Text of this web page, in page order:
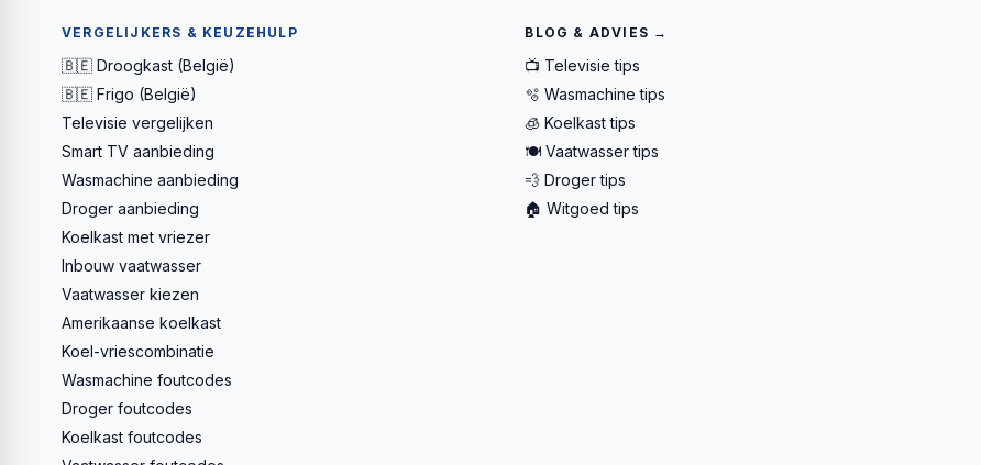
VERGELIJKERS & KEUZEHULP
🇧🇪 Droogkast (België)
🇧🇪 Frigo (België)
Televisie vergelijken
Smart TV aanbieding
Wasmachine aanbieding
Droger aanbieding
Koelkast met vriezer
Inbouw vaatwasser
Vaatwasser kiezen
Amerikaanse koelkast
Koel-vriescombinatie
Wasmachine foutcodes
Droger foutcodes
Koelkast foutcodes
BLOG & ADVIES →
📺 Televisie tips
🫧 Wasmachine tips
🧊 Koelkast tips
🍽️ Vaatwasser tips
💨 Droger tips
🏠 Witgoed tips